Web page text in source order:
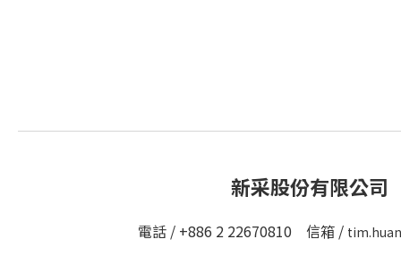
新采股份有限公司
電話 / +886 2 22670810 信箱 /